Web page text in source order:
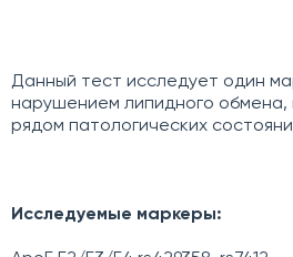
Данный тест исследует один
нарушением липидного обмена,
рядом патологических
Исследуемые маркеры: